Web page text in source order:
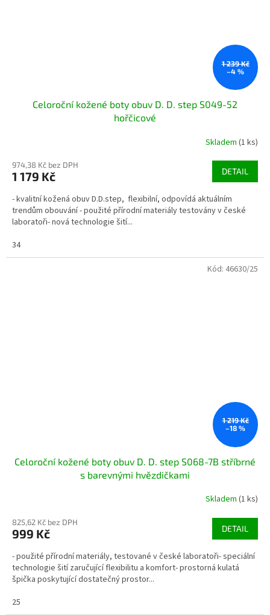
1 239 Kč
–4 %
Celoroční kožené boty obuv D. D. step S049-52
hořčicové
Skladem (1 ks)
974,38 Kč bez DPH
1 179 Kč DETAIL
- kvalitní kožená obuv D.D.step, flexibilní, odpovídá aktuálním
trendům obouvání - použité přírodní materiály testovány v české
laboratoři- nová technologie šití...
34
1 219 Kč
–18 %
Celoroční kožené boty obuv D. D. step S068-7B stříbrné
s barevnými hvězdičkami
Skladem (1 ks)
825,62 Kč bez DPH
999 Kč DETAIL
- použité přírodní materiály, testované v české laboratoři- speciální
technologie šití zaručující flexibilitu a komfort- prostorná kulatá
špička poskytující dostatečný prostor...
25
Kód: 46630/25